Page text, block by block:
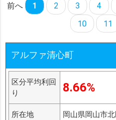
前へ 1 2 3 4
10
11
アルファ清心町
区分平均利回
り
8.66%
所在地 岡山県岡山市